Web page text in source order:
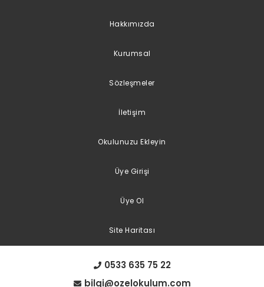
Hakkımızda
Kurumsal
Sözleşmeler
İletişim
Okulunuzu Ekleyin
Üye Girişi
Üye Ol
Site Haritası
0533 635 75 22
bilgi@ozelokulum.com